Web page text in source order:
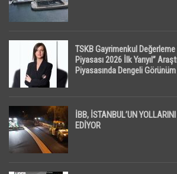
TSKB Gayrimenkul
Piyasası 2026 İlk Yarıyıl”
Piyasasında Dengeli
İBB, İSTANBUL’UN
EDİYOR